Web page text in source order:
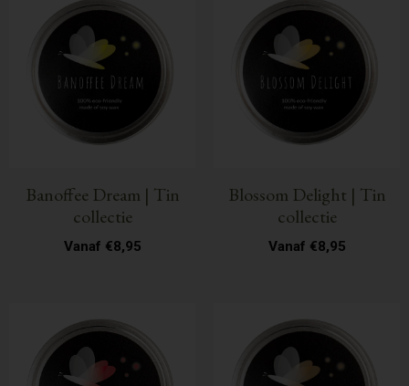
Banoffee Dream | Tin
collectie
Vanaf €8,95
Blossom Delight | Tin
collectie
Vanaf €8,95